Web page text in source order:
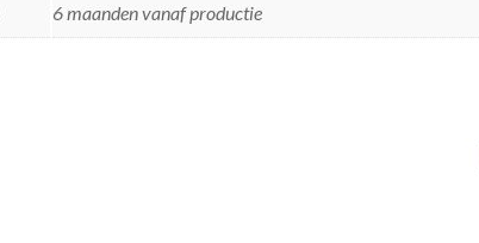
6 maanden vanaf productie